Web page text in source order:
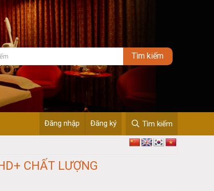
Đăng nhập Đăng ký Tìm kiếm
CHẤT LƯỢNG